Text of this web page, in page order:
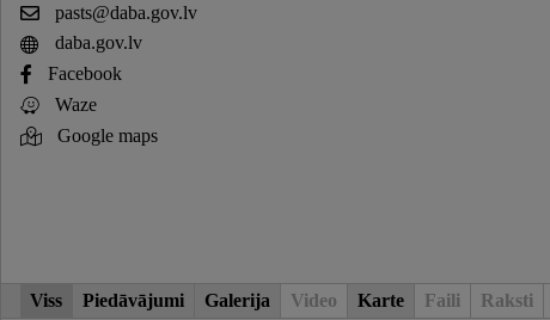
pasts@daba.gov.lv
daba.gov.lv
Facebook
Waze
Google maps
Viss Piedāvājumi Galerija Video Karte Faili Raksti